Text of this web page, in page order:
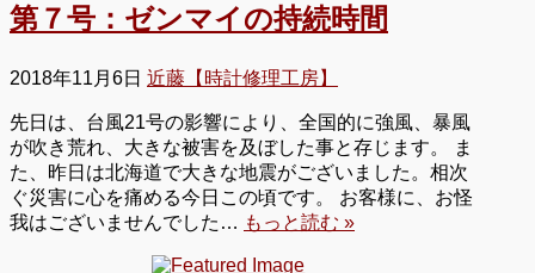
第７号：ゼンマイの持続時間
2018年11月6日 近藤【時計修理工房】
先日は、台風21号の影響により、全国的に強風、暴風
が吹き荒れ、大きな被害を及ぼした事と存じます。 ま
た、昨日は北海道で大きな地震がございました。相次
ぐ災害に心を痛める今日この頃です。 お客様に、お怪
我はございませんでした… もっと読む »